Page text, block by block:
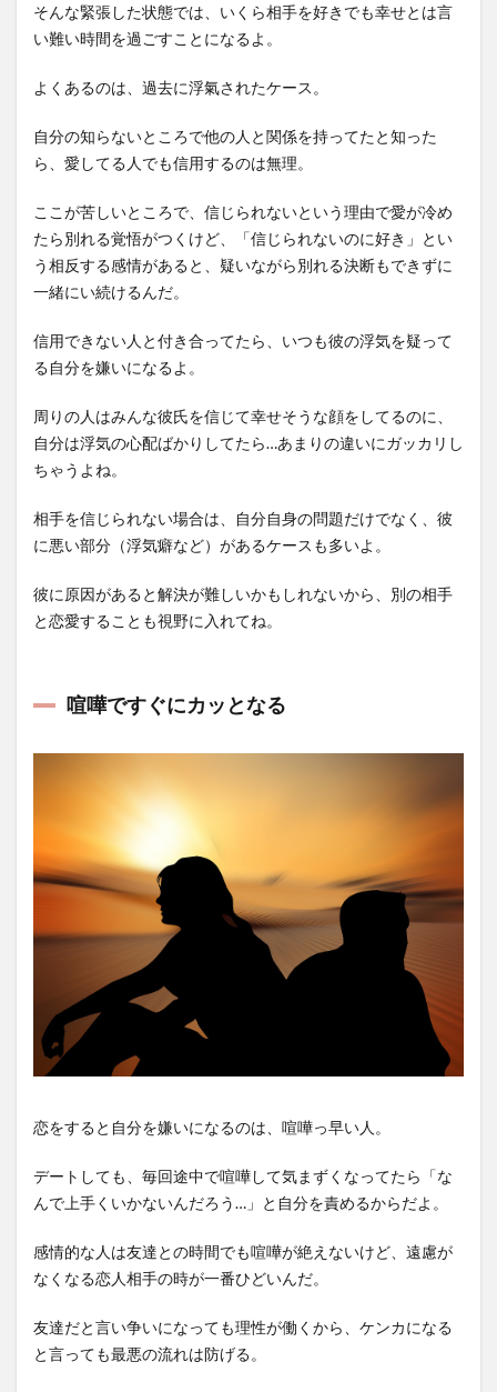
そんな緊張した状態では、いくら相手を好きでも幸せとは言
い難い時間を過ごすことになるよ。
よくあるのは、過去に浮氣されたケース。
自分の知らないところで他の人と関係を持ってたと知った
ら、愛してる人でも信用するのは無理。
ここが苦しいところで、信じられないという理由で愛が冷め
たら別れる覚悟がつくけど、「信じられないのに好き」とい
う相反する感情があると、疑いながら別れる決断もできずに
一緒にい続けるんだ。
信用できない人と付き合ってたら、いつも彼の浮気を疑って
る自分を嫌いになるよ。
周りの人はみんな彼氏を信じて幸せそうな顔をしてるのに、
自分は浮気の心配ばかりしてたら…あまりの違いにガッカリし
ちゃうよね。
相手を信じられない場合は、自分自身の問題だけでなく、彼
に悪い部分（浮気癖など）があるケースも多いよ。
彼に原因があると解決が難しいかもしれないから、別の相手
と恋愛することも視野に入れてね。
喧嘩ですぐにカッとなる
恋をすると自分を嫌いになるのは、喧嘩っ早い人。
デートしても、毎回途中で喧嘩して気まずくなってたら「な
んで上手くいかないんだろう…」と自分を責めるからだよ。
感情的な人は友達との時間でも喧嘩が絶えないけど、遠慮が
なくなる恋人相手の時が一番ひどいんだ。
友達だと言い争いになっても理性が働くから、ケンカになる
と言っても最悪の流れは防げる。